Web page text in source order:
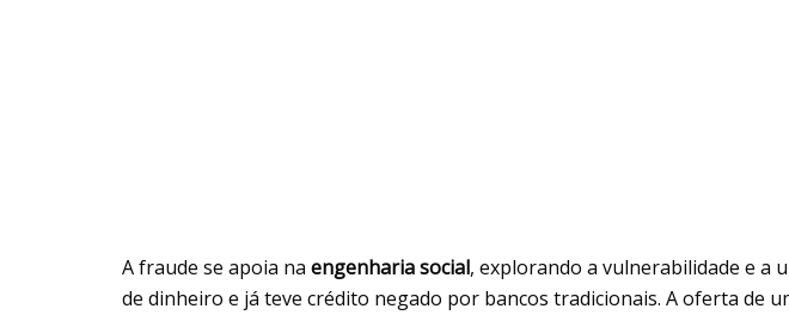
A fraude se apoia na engenharia social, explorando a vulnerabilidade e a
de dinheiro e já teve crédito negado por bancos tradicionais. A oferta de